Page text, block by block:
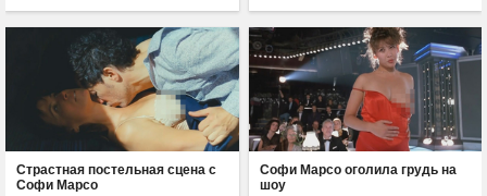
Страстная постельная сцена с
Софи Марсо
Софи Марсо оголила грудь на
шоу